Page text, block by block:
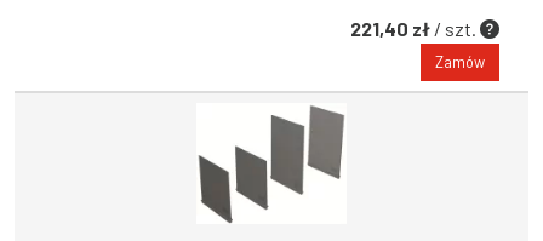
221,40 zł / szt.
Zamów